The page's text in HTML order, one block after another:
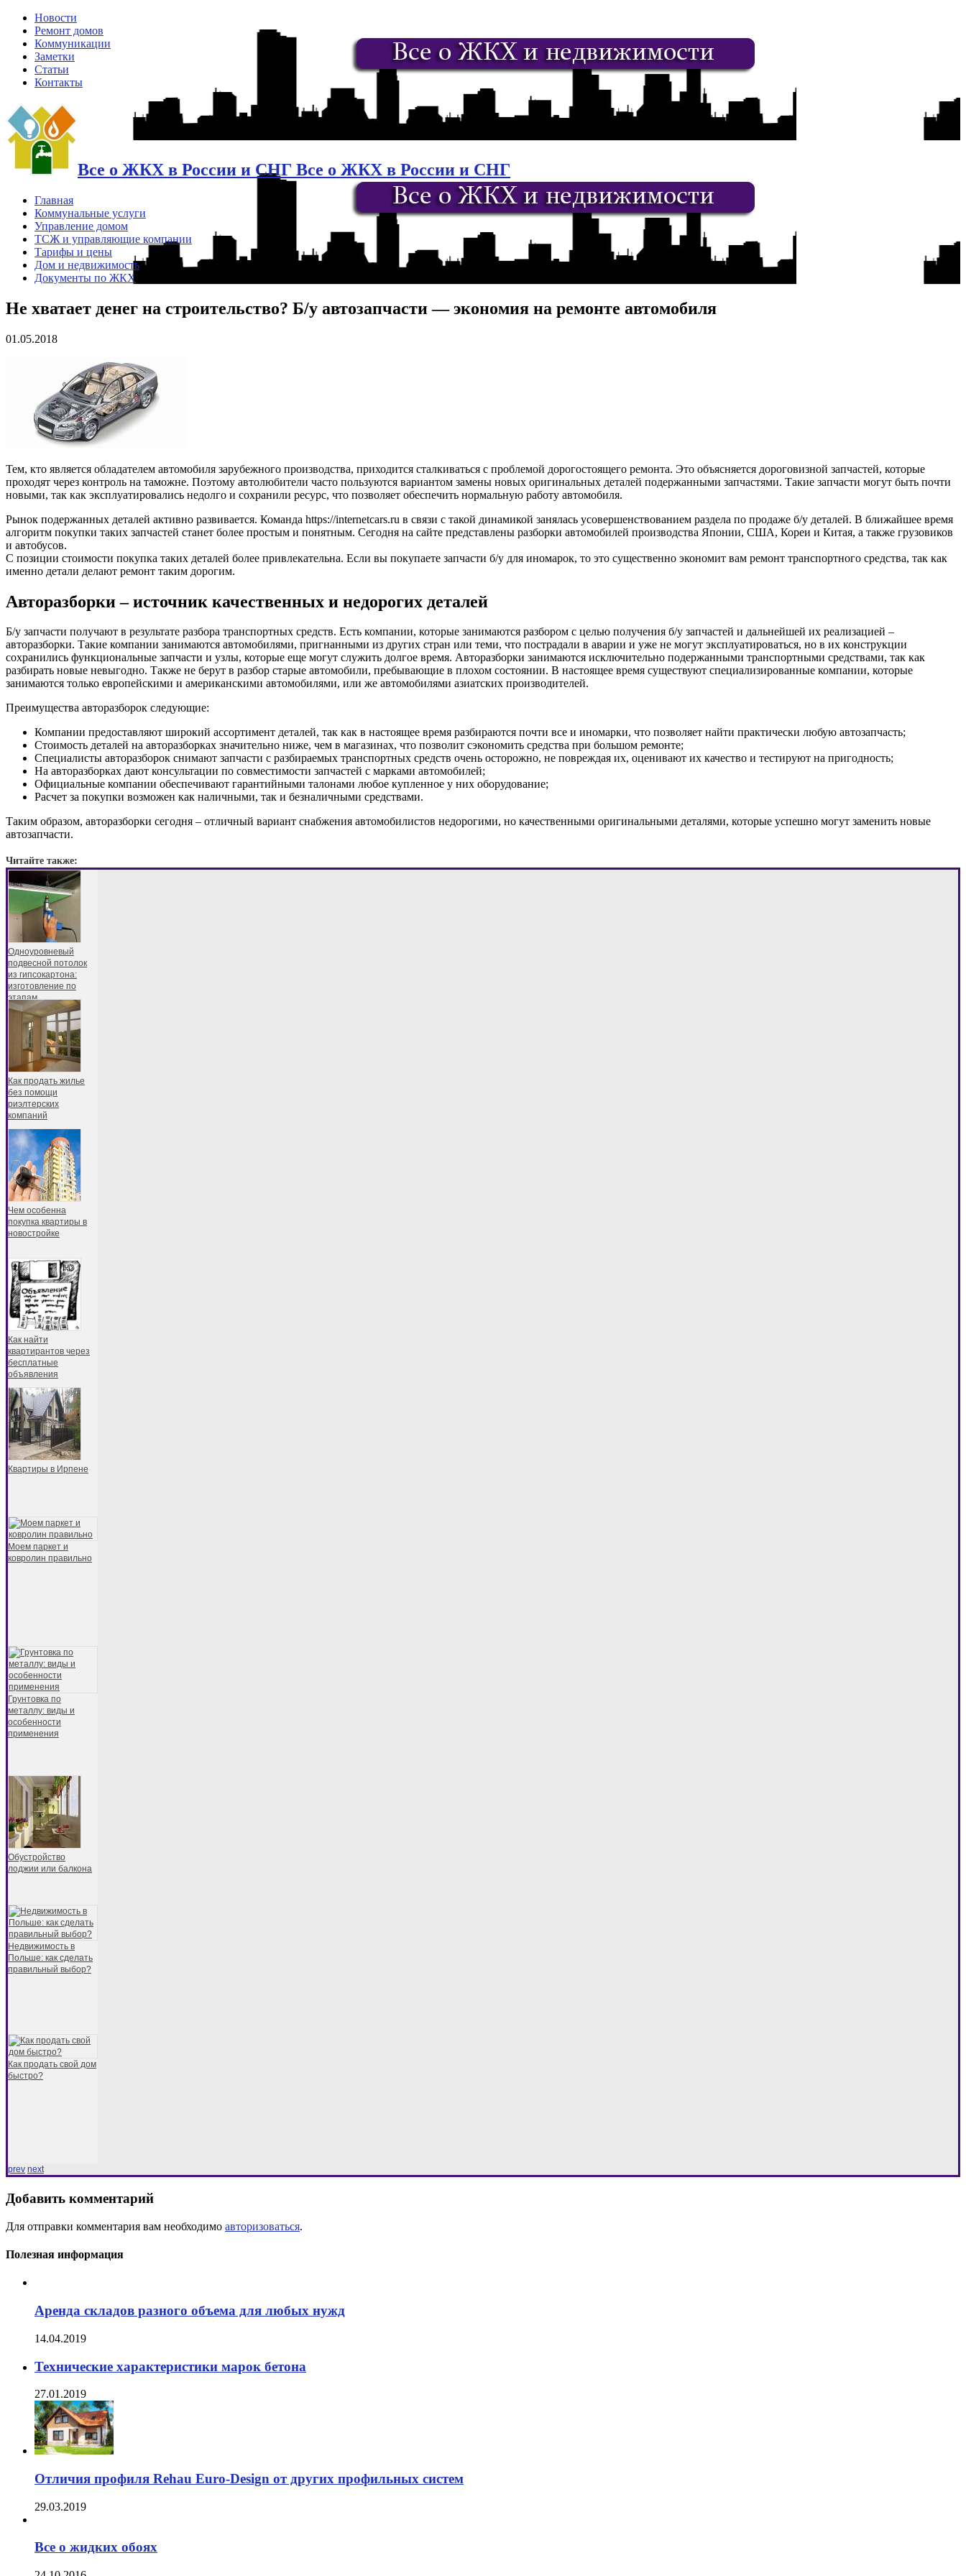
Новости
Ремонт домов
Коммуникации
Заметки
Статьи
Контакты
Все о ЖКХ в России и СНГ Все о ЖКХ в России и СНГ
Главная
Коммунальные услуги
Управление домом
ТСЖ и управляющие компании
Тарифы и цены
Дом и недвижимость
Документы по ЖКХ
Не хватает денег на строительство? Б/у автозапчасти — экономия на ремонте автомобиля
01.05.2018
Тем, кто является обладателем автомобиля зарубежного производства, приходится сталкиваться с проблемой дорогостоящего ремонта. Это объясняется дороговизной запчастей, которые
проходят через контроль на таможне. Поэтому автолюбители часто пользуются вариантом замены новых оригинальных деталей подержанными запчастями. Такие запчасти могут быть почти
новыми, так как эксплуатировались недолго и сохранили ресурс, что позволяет обеспечить нормальную работу автомобиля.
Рынок подержанных деталей активно развивается. Команда https://internetcars.ru в связи с такой динамикой занялась усовершенствованием раздела по продаже б/у деталей. В ближайшее время
алгоритм покупки таких запчастей станет более простым и понятным. Сегодня на сайте представлены разборки автомобилей производства Японии, США, Кореи и Китая, а также грузовиков
и автобусов.
С позиции стоимости покупка таких деталей более привлекательна. Если вы покупаете запчасти б/у для иномарок, то это существенно экономит вам ремонт транспортного средства, так как
именно детали делают ремонт таким дорогим.
Авторазборки – источник качественных и недорогих деталей
Б/у запчасти получают в результате разбора транспортных средств. Есть компании, которые занимаются разбором с целью получения б/у запчастей и дальнейшей их реализацией –
авторазборки. Такие компании занимаются автомобилями, пригнанными из других стран или теми, что пострадали в аварии и уже не могут эксплуатироваться, но в их конструкции
сохранились функциональные запчасти и узлы, которые еще могут служить долгое время. Авторазборки занимаются исключительно подержанными транспортными средствами, так как
разбирать новые невыгодно. Также не берут в разбор старые автомобили, пребывающие в плохом состоянии. В настоящее время существуют специализированные компании, которые
занимаются только европейскими и американскими автомобилями, или же автомобилями азиатских производителей.
Преимущества авторазборок следующие:
Компании предоставляют широкий ассортимент деталей, так как в настоящее время разбираются почти все и иномарки, что позволяет найти практически любую автозапчасть;
Стоимость деталей на авторазборках значительно ниже, чем в магазинах, что позволит сэкономить средства при большом ремонте;
Специалисты авторазборок снимают запчасти с разбираемых транспортных средств очень осторожно, не повреждая их, оценивают их качество и тестируют на пригодность;
На авторазборках дают консультации по совместимости запчастей с марками автомобилей;
Официальные компании обеспечивают гарантийными талонами любое купленное у них оборудование;
Расчет за покупки возможен как наличными, так и безналичными средствами.
Таким образом, авторазборки сегодня – отличный вариант снабжения автомобилистов недорогими, но качественными оригинальными деталями, которые успешно могут заменить новые
автозапчасти.
Читайте также:
Одноуровневый
подвесной потолок
из гипсокартона:
изготовление по
этапам
Как продать жилье
без помощи
риэлтерских
компаний
Чем особенна
покупка квартиры в
новостройке
Как найти
квартирантов через
бесплатные
объявления
Квартиры в Ирпене
Моем паркет и
ковролин правильно
Грунтовка по
металлу: виды и
особенности
применения
Обустройство
лоджии или балкона
Недвижимость в
Польше: как сделать
правильный выбор?
Как продать свой дом
быстро?
prev next
Добавить комментарий
Для отправки комментария вам необходимо авторизоваться.
Полезная информация
Аренда складов разного объема для любых нужд
14.04.2019
Технические характеристики марок бетона
27.01.2019
Отличия профиля Rehau Euro-Design от других профильных систем
29.03.2019
Все о жидких обоях